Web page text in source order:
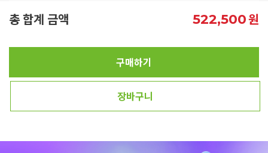
총 합계 금액 522,500원
구매하기
장바구니